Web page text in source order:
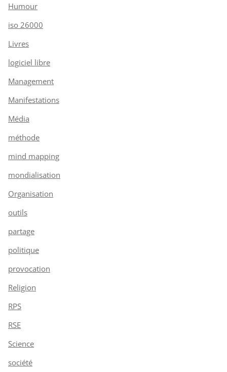
Humour
iso 26000
Livres
logiciel libre
Management
Manifestations
Média
méthode
mind mapping
mondialisation
Organisation
outils
partage
politique
provocation
Religion
RPS
RSE
Science
société